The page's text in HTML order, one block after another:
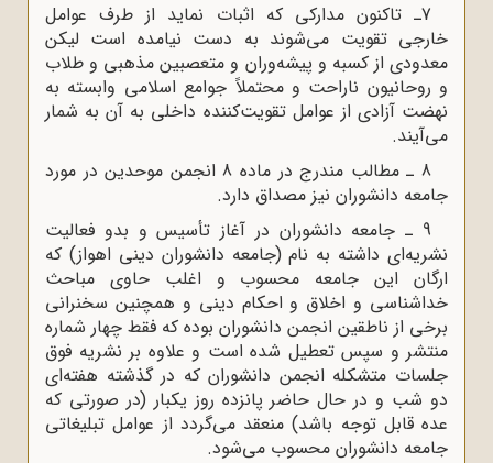
7ـ تاکنون مدارکی که اثبات نماید از طرف عوامل
خارجی تقویت می‌شوند به دست نیامده است لیکن
معدودی از کسبه و پیشه‌وران و متعصبین مذهبی و طلاب
و روحانیون ناراحت و محتملاً جوامع اسلامی وابسته به
نهضت آزادی از عوامل تقویت‌کننده داخلی به آن به شمار
می‌آیند.
8 ـ ‌مطالب مندرج در ماده 8 انجمن موحدین در مورد
جامعه دانشوران نیز مصداق دارد.
9 ـ جامعه دانشوران در آغاز تأسیس و بدو فعالیت
نشریه‌ای داشته به نام (جامعه دانشوران دینی اهواز) که
ارگان این جامعه محسوب و اغلب حاوی مباحث
خداشناسی و اخلاق و احکام دینی و همچنین سخنرانی
برخی از ناطقین انجمن دانشوران بوده که فقط چهار شماره
منتشر و سپس تعطیل شده است و علاوه بر نشریه فوق
جلسات متشکله انجمن دانشوران که در گذشته هفته‌ای
دو شب و در حال حاضر پانزده روز یکبار (در صورتی که
عده قابل توجه باشد) منعقد می‌گردد از عوامل تبلیغاتی
جامعه دانشوران محسوب می‌شود.